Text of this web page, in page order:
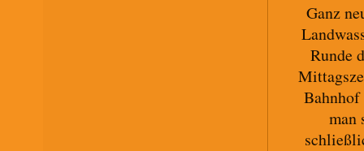
Ganz
Runde
man